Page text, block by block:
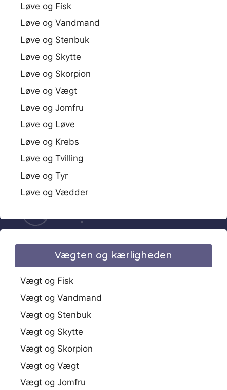
Løve og Fisk
Løve og Vandmand
Løve og Stenbuk
Løve og Skytte
Løve og Skorpion
Løve og Vægt
Løve og Jomfru
Løve og Løve
Løve og Krebs
Løve og Tvilling
Løve og Tyr
Løve og Vædder
Vægten og kærligheden
Vægt og Fisk
Vægt og Vandmand
Vægt og Stenbuk
Vægt og Skytte
Vægt og Skorpion
Vægt og Vægt
Vægt og Jomfru